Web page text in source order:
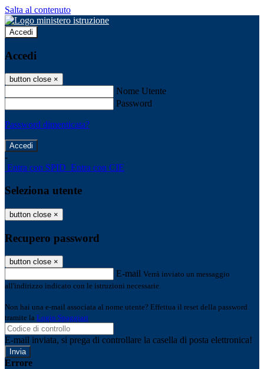
Salta al contenuto
Accedi
Accedi
button close ×
Nome Utente
Password
Password dimenticata?
-
Entra con SPID Entra con CIE
Seleziona utente
button close ×
Recupero password
button close ×
E-mail Verrà inviato un messaggio
all'indirizzo indicato con le istruzioni necessarie.
Non hai una e-mail associata al nome utente? Effettua il reset della password
tramite la Login Spaggiari
E-mail inviata, si prega di controllare la casella di posta elettronica!
Errore